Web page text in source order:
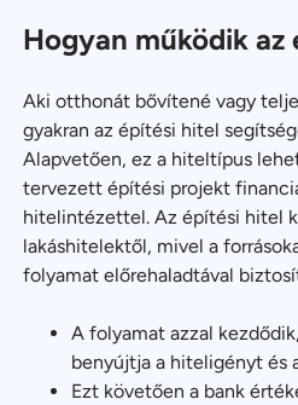
Hogyan működik az
Aki otthonát bővítené vagy
gyakran az építési hitel
Alapvetően, ez a hiteltípus
tervezett építési projekt
hitelintézettel. Az építési hitel
lakáshitelektől, mivel a
folyamat előrehaladtával
A folyamat azzal
benyújtja a hiteligényt és
Ezt követően a bank